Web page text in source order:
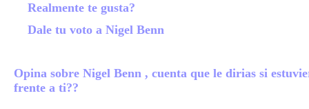
Realmente te gusta?
Dale tu voto a Nigel Benn
Opina sobre Nigel Benn , cuenta que le dirias si
frente a ti??